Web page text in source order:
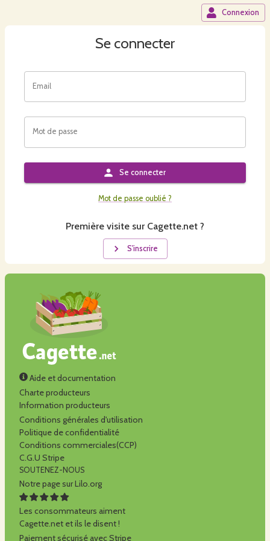
Connexion
Se connecter
Email
Mot de passe
Se connecter
Mot de passe oublié ?
Première visite sur Cagette.net ?
S'inscrire
Aide et documentation
Charte producteurs
Information producteurs
Conditions générales d'utilisation
Politique de confidentialité
Conditions commerciales(CCP)
C.G.U Stripe
SOUTENEZ-NOUS
Notre page sur Lilo.org
Les consommateurs aiment
Cagette.net et ils le disent !
Paiement sécurisé avec Stripe